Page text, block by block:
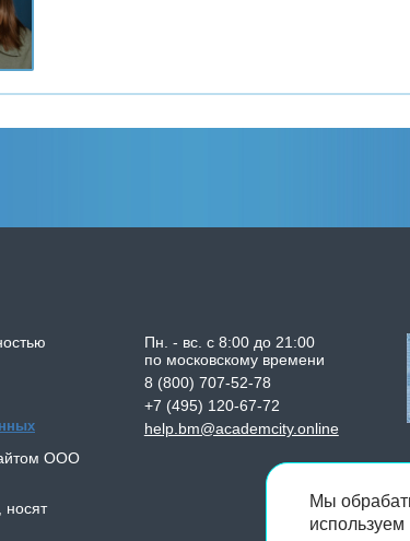
ООО
носят
Пн. - вс. с 8:00 до 21:00
по московскому времени
8 (800) 707-52-78
+7 (495) 120-67-72
help.bm@academcity.online
Мы
используем